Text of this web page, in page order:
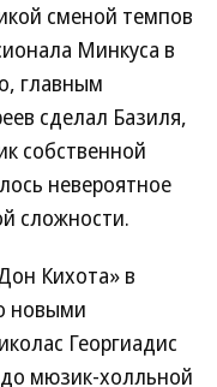
сменой темпов
Минкуса в
главным
сделал Базиля,
собственной
невероятное
сложности.
Кихота» в
новыми
Георгиадис
мюзик-холльной